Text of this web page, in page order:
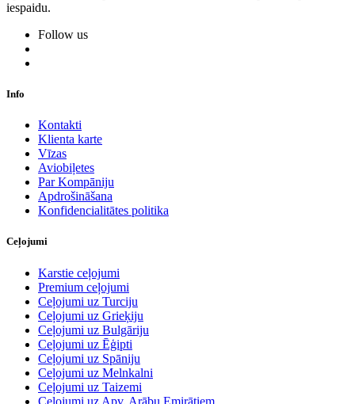
iespaidu.
Follow us
Info
Kontakti
Klienta karte
Vīzas
Aviobiļetes
Par Kompāniju
Apdrošināšana
Konfidencialitātes politika
Ceļojumi
Karstie ceļojumi
Premium ceļojumi
Ceļojumi uz Turciju
Ceļojumi uz Grieķiju
Ceļojumi uz Bulgāriju
Ceļojumi uz Ēģipti
Ceļojumi uz Spāniju
Ceļojumi uz Melnkalni
Ceļojumi uz Taizemi
Ceļojumi uz Apv. Arābu Emirātiem